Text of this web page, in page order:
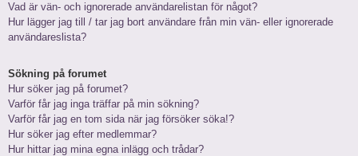
Vad är vän- och ignorerade användarelistan för något?
Hur lägger jag till / tar jag bort användare från min vän- eller ignorerade
användareslista?
Sökning på forumet
Hur söker jag på forumet?
Varför får jag inga träffar på min sökning?
Varför får jag en tom sida när jag försöker söka!?
Hur söker jag efter medlemmar?
Hur hittar jag mina egna inlägg och trådar?